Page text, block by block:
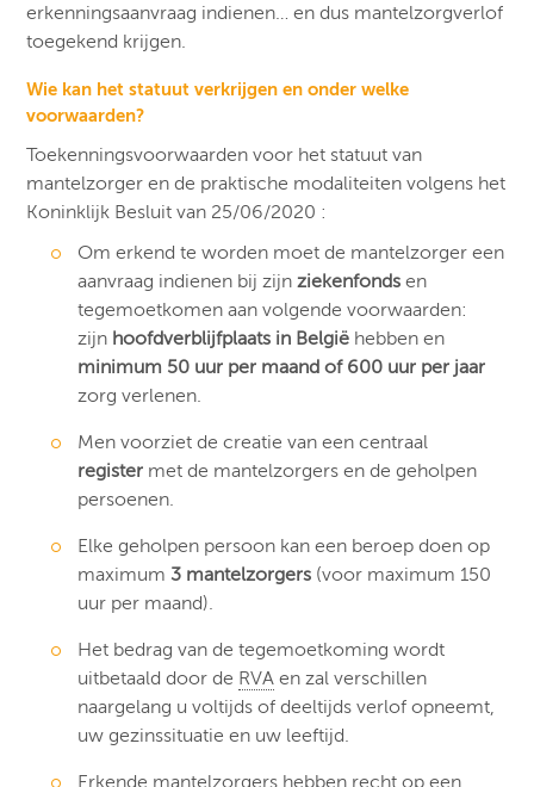
erkenningsaanvraag indienen… en dus mantelzorgverlof
toegekend krijgen.
Wie kan het statuut verkrijgen en onder welke
voorwaarden?
Toekenningsvoorwaarden voor het statuut van
mantelzorger en de praktische modaliteiten volgens het
Koninklijk Besluit van 25/06/2020 :
Om erkend te worden moet de mantelzorger een
aanvraag indienen bij zijnziekenfonds en
tegemoetkomen aan volgende voorwaarden:
zijn hoofdverblijfplaats in België hebben en
minimum 50 uur per maand of 600 uur per jaar
zorg verlenen.
Men voorziet de creatie van een centraal
register met de mantelzorgers en de geholpen
persoenen.
Elke geholpen persoon kan een beroep doen op
maximum 3 mantelzorgers (voor maximum 150
uur per maand).
Het bedrag van de tegemoetkoming wordt
uitbetaald door de RVA en zal verschillen
naargelang u voltijds of deeltijds verlof opneemt,
uw gezinssituatie en uw leeftijd.
Erkende mantelzorgers hebben recht op een